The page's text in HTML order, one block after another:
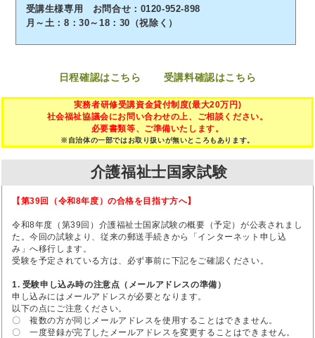
受講生様専用 お問合せ：0120-952-898
月～土：8：30～18：30（祝除く）
日程確認はこちら 受講料確認はこちら
実務者研修受講資金貸付制度(最大20万円)
社会福祉協議会にお問い合わせの上、ご相談ください。
必要書類等、ご準備いたします。
※自治体の一部ではお取り扱いが無いところもあります。
介護福祉士国家試験
【第39回（令和8年度）の合格を目指す方へ】
令和8年度（第39回）介護福祉士国家試験の概要（予定）が公表されまし
た。今回の試験より、従来の郵送手続きから「インターネット申し込
み」へ移行します。
受験を予定されている方は、必ず事前に下記をご確認ください。
1. 受験申し込み時の注意点（メールアドレスの準備）
申し込みにはメールアドレスが必要となります。
以下の点にご注意ください。
〇 複数の方が同じメールアドレスを使用することはできません。
〇 一度登録が完了したメールアドレスを変更することはできません。